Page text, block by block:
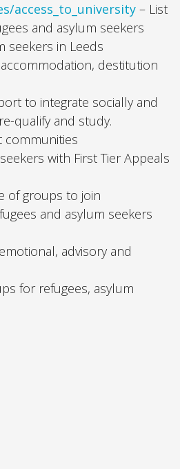
access_to_university – List
and asylum seekers
seekers in Leeds
destitution
to integrate socially and
qualify and study.
communities
with First Tier Appeals
of groups to join
and asylum seekers
advisory and
for refugees, asylum